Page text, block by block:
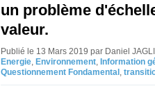
un problème
valeur.
Publié le 13 Mars 2019 par Daniel
Energie, Environnement, Information
Questionnement Fondamental ,